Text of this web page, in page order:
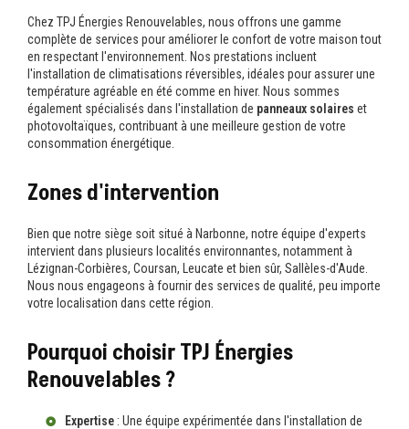
Chez TPJ Énergies Renouvelables, nous offrons une gamme
complète de services pour améliorer le confort de votre maison tout
en respectant l'environnement. Nos prestations incluent
l'installation de climatisations réversibles, idéales pour assurer une
température agréable en été comme en hiver. Nous sommes
également spécialisés dans l'installation de panneaux solaires et
photovoltaïques, contribuant à une meilleure gestion de votre
consommation énergétique.
Zones d'intervention
Bien que notre siège soit situé à Narbonne, notre équipe d'experts
intervient dans plusieurs localités environnantes, notamment à
Lézignan-Corbières, Coursan, Leucate et bien sûr, Sallèles-d'Aude.
Nous nous engageons à fournir des services de qualité, peu importe
votre localisation dans cette région.
Pourquoi choisir TPJ Énergies
Renouvelables ?
Expertise : Une équipe expérimentée dans l'installation de